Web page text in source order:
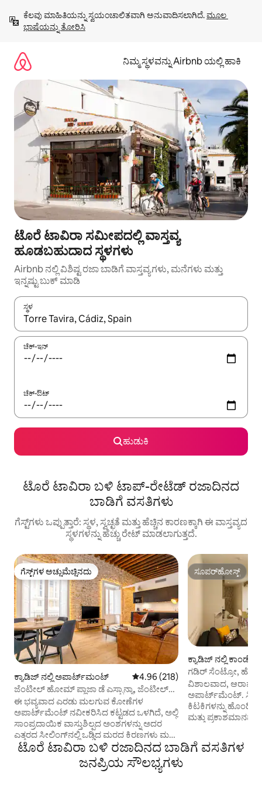
ಹೋಗಿ
ಕೆಲವು ಮಾಹಿತಿಯನ್ನು ಸ್ವಯಂಚಾಲಿತವಾಗಿ ಅನುವಾದಿಸಲಾಗಿದೆ. ಮೂಲ
ಭಾಷೆಯನ್ನು ತೋರಿಸಿ
ನಿಮ್ಮ ಸ್ಥಳವನ್ನು Airbnb ಯಲ್ಲಿ ಹಾಕಿ
ಟೊರೆ ಟಾವಿರಾ ಸಮೀಪದಲ್ಲಿ ವಾಸ್ತವ್ಯ
ಹೂಡಬಹುದಾದ ಸ್ಥಳಗಳು
Airbnb ನಲ್ಲಿ ವಿಶಿಷ್ಟ ರಜಾ ಬಾಡಿಗೆ ವಾಸ್ತವ್ಯಗಳು, ಮನೆಗಳು ಮತ್ತು
ಇನ್ನಷ್ಟು ಬುಕ್ ಮಾಡಿ
ಸ್ಥಳ
ಫಲಿತಾಂಶಗಳು ಲಭ್ಯವಿರುವಾಗ, ಅಪ್ ಮತ್ತು ಡೌನ್ ಬಾಣದ ಕೀಲಿಗಳೊಂದಿಗೆ
ಚೆಕ್-ಇನ್
ಚೆಕ್-ಔಟ್
ಹುಡುಕಿ
ಟೊರೆ ಟಾವಿರಾ ಬಳಿ ಟಾಪ್-ರೇಟೆಡ್ ರಜಾದಿನದ
ಬಾಡಿಗೆ ವಸತಿಗಳು
ಗೆಸ್ಟ್‌ಗಳು ಒಪ್ಪುತ್ತಾರೆ: ಸ್ಥಳ, ಸ್ವಚ್ಛತೆ ಮತ್ತು ಹೆಚ್ಚಿನ ಕಾರಣಕ್ಕಾಗಿ ಈ ವಾಸ್ತವ್ಯದ
ಸ್ಥಳಗಳನ್ನು ಹೆಚ್ಚು ರೇಟ್ ಮಾಡಲಾಗುತ್ತದೆ.
ಗೆಸ್ಟ್‌ಗಳ ಅಚ್ಚುಮೆಚ್ಚಿನದು
ಗೆಸ್ಟ್‌ಗಳ ಅಚ್ಚುಮೆಚ್ಚಿನದು
ಕ್ಯಾಡಿಜ್ ನಲ್ಲಿ ಅಪಾರ್ಟ್‌ಮಂಟ್ 5 ರಲ್ಲಿ 4.96 ಸರಾಸರಿ ರೇಟಿಂಗ್, 218
4.96 (218)
ಜೆಂಟೀಲ್ ಹೋಮ್ ಪ್ಲಾಜಾ ಡೆ ಎಸ್ಪಾನ್ಯಾ, ಜೆಂಟೀಲ್
ಹೋಮ್ ಪ್ಲಾಜ...
ಈ ಭವ್ಯವಾದ ಎರಡು ಮಲಗುವ ಕೋಣೆಗಳ
ಅಪಾರ್ಟ್‌ಮೆಂಟ್ ನವೀಕರಿಸಿದ ಕಟ್ಟಡದ ಒಳಗಿದೆ, ಅಲ್ಲಿ
ಸಾಂಪ್ರದಾಯಿಕ ವಾಸ್ತುಶಿಲ್ಪದ ಅಂಶಗಳನ್ನು ಅದರ
ಎತ್ತರದ ಸೀಲಿಂಗ್‌ನಲ್ಲಿ ಒಡ್ಡಿದ ಮರದ ಕಿರಣಗಳು ಮತ್ತು
ಹಳೆಯ ನಗರವಾದ ಕ್ಯಾಡಿಜ್‌ನಿಂದ ವಿಶಿಷ್ಟವಾದ
"ಆಸ್ಟಿಯೊನೆರಾ" ಕಲ್ಲುಗಳಂತಹ ಸಂರಕ್ಷಿಸಲಾಗಿದೆ.
ಅಪಾರ್ಟ್‌ಮೆಂಟ್‌ಗೆ ಪ್ರವೇಶಿಸಿದ ನಂತರ, ಆಧುನಿಕ
ಸೂಪರ್‌ಹೋಸ್ಟ್
ಸೂಪರ್‌ಹೋಸ್ಟ್
ಕ್ಯಾಡಿಜ್ ನಲ್ಲಿ ಕಾಂಡೋ
ಗಡಿರ್ ಸೆಂಟ್ರೋ,
ವಿಶಾಲವಾದ,
ಅಪಾರ್ಟ್‌ಮೆಂಟ್. ಸಿ/ ಸ್ಯಾಕ್ರಮೆಂಟೊದಲ್ಲಿ ದೊಡ್ಡ
ಕಿಟಕಿಗಳನ್ನು
ಮತ್ತು
ಪ್ರತ್ಯೇಕ ಬೆಡ್‌ರೂಮ್
ಕೋಣೆಯೊಳಗೆ
ಟೊರೆ ಟಾವಿರಾ ಬಳಿ ರಜಾದಿನದ ಬಾಡಿಗೆ ವಸತಿಗಳ
ಜನಪ್ರಿಯ ಸೌಲಭ್ಯಗಳು